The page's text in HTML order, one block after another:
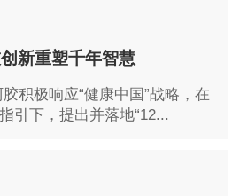
新重塑千年智慧
积极响应“健康中国”战略，在
引下，提出并落地“12...